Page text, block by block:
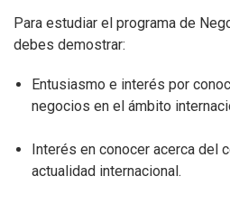
Para estudiar el programa de
debes demostrar:
Entusiasmo e interés por
negocios en el ámbito
Interés en conocer acerca del
actualidad internacional.